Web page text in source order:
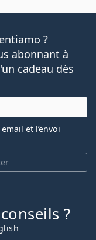
?
abonnant à
cadeau dès
et l’envoi
?